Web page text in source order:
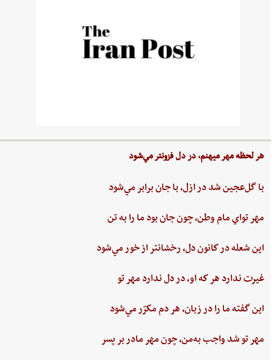
هر لحظه‌ مهر ميهنم،‌ در دل‌ فزونتر مي‌شود
با گل‌عجين‌ شد در ازل،‌ با جان‌ برابر مي‌شود
مهر تواي ‌مام ‌وطن،‌ چون‌ جان‌ بود ما را به‌ تن
اين ‌شعله ‌در كانون ‌دل، ‌رخشانتر از خور مي‌شود
غيرت‌ ندارد هر كه او، در دل‌ ندارد مهر تو
اين‌ گفته‌ ما را در زبان، هر دم‌ مكرّر مي‌شود
مهر تو شد واجب‌ به‌من،‌ چون‌ مهر مادر بر پسر